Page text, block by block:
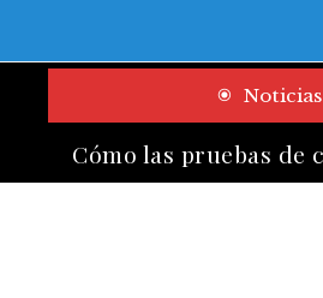
Noticias